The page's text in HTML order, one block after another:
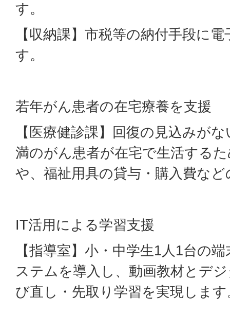
す。
【収納課】市税等の納付手段に
す。
若年がん患者の在宅療養を支援
【医療健診課】回復の見込みが
満のがん患者が在宅で生活する
や、福祉用具の貸与・購入費な
IT活用による学習支援
【指導室】小・中学生1人1台の
ステムを導入し、動画教材とデ
び直し・先取り学習を実現します